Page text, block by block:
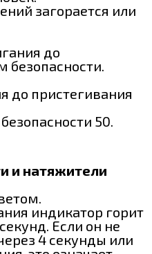
загорается или
до
безопасности.
до пристегивания
50.
и натяжители
индикатор горит
Если он не
4 секунды или